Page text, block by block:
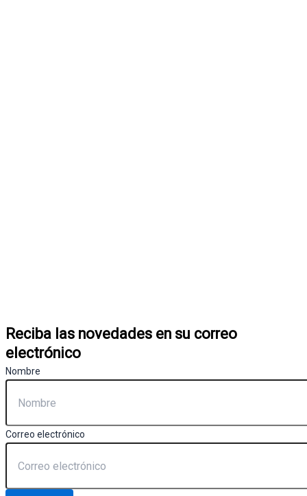
Reciba las novedades en su correo
electrónico
Nombre
Correo electrónico